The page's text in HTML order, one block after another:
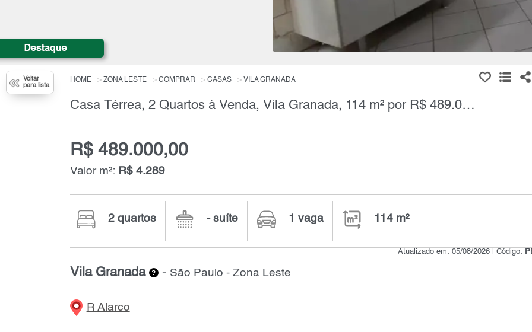
Voltar
para lista
HOME ZONA LESTE COMPRAR CASAS VILA GRANADA
Casa Térrea, 2 Quartos à Venda, Vila Granada, 114 m² por R$ 489.000,00
R$ 489.000,00
Valor m²: R$ 4.289
2 quartos - suíte 1 vaga 114 m²
Atualizado em: 05/08/2026 | Código:
Vila Granada - São Paulo - Zona Leste
R Alarco